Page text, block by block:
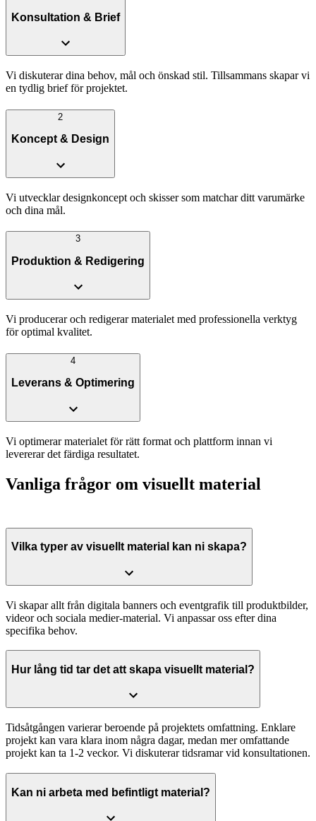
Konsultation & Brief
Vi diskuterar dina behov, mål och önskad stil. Tillsammans skapar vi
en tydlig brief för projektet.
2
Koncept & Design
Vi utvecklar designkoncept och skisser som matchar ditt varumärke
och dina mål.
3
Produktion & Redigering
Vi producerar och redigerar materialet med professionella verktyg
för optimal kvalitet.
4
Leverans & Optimering
Vi optimerar materialet för rätt format och plattform innan vi
levererar det färdiga resultatet.
Vanliga frågor om visuellt material
Vilka typer av visuellt material kan ni skapa?
Vi skapar allt från digitala banners och eventgrafik till produktbilder,
videor och sociala medier-material. Vi anpassar oss efter dina
specifika behov.
Hur lång tid tar det att skapa visuellt material?
Tidsåtgången varierar beroende på projektets omfattning. Enklare
projekt kan vara klara inom några dagar, medan mer omfattande
projekt kan ta 1-2 veckor. Vi diskuterar tidsramar vid konsultationen.
Kan ni arbeta med befintligt material?